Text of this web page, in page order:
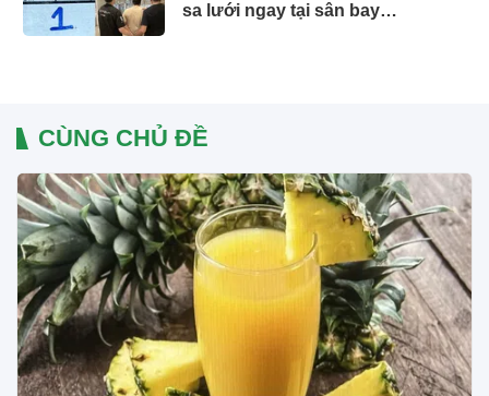
sa lưới ngay tại sân bay
CÙNG CHỦ ĐỀ